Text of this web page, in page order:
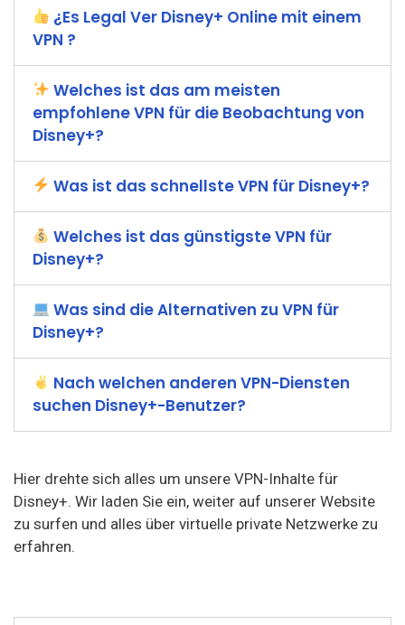
¿Es Legal Ver Disney+ Online mit einem
VPN ?
Welches ist das am meisten
empfohlene VPN für die Beobachtung von
Disney+?
Was ist das schnellste VPN für Disney+?
Welches ist das günstigste VPN für
Disney+?
Was sind die Alternativen zu VPN für
Disney+?
Nach welchen anderen VPN-Diensten
suchen Disney+-Benutzer?
Hier drehte sich alles um unsere VPN-Inhalte für
Disney+. Wir laden Sie ein, weiter auf unserer Website
zu surfen und alles über virtuelle private Netzwerke zu
erfahren.